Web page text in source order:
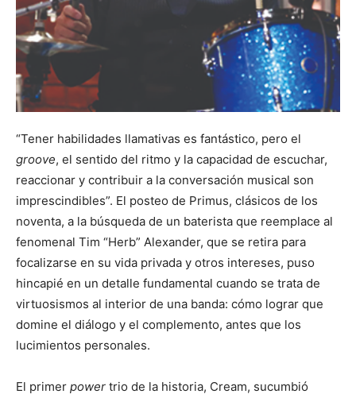
“Tener habilidades llamativas es fantástico, pero el
groove, el sentido del ritmo y la capacidad de escuchar,
reaccionar y contribuir a la conversación musical son
imprescindibles”. El posteo de Primus, clásicos de los
noventa, a la búsqueda de un baterista que reemplace al
fenomenal Tim “Herb” Alexander, que se retira para
focalizarse en su vida privada y otros intereses, puso
hincapié en un detalle fundamental cuando se trata de
virtuosismos al interior de una banda: cómo lograr que
domine el diálogo y el complemento, antes que los
lucimientos personales.
El primer power trio de la historia, Cream, sucumbió